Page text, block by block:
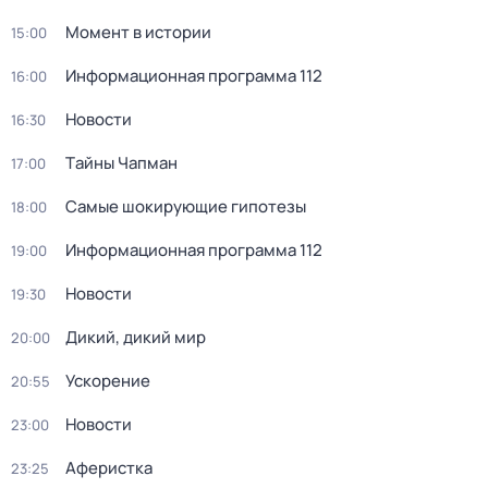
15:00 Момент в истории
16:00 Информационная программа 112
16:30 Новости
17:00 Тaйны Чапман
18:00 Самые шoкиpующие гипотезы
19:00 Информационная программа 112
19:30 Новости
20:00 Дикий, дикий мир
20:55 Ускорение
23:00 Новости
23:25 Аферистка